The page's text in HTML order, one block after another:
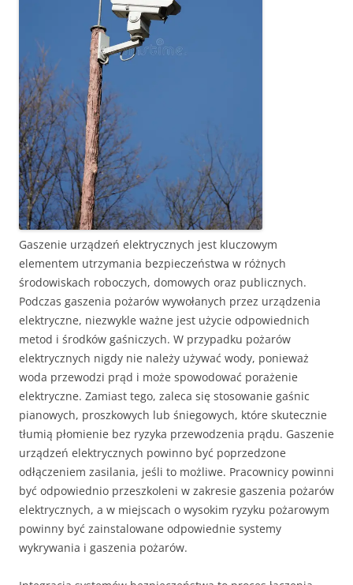
Gaszenie urządzeń elektrycznych jest kluczowym
elementem utrzymania bezpieczeństwa w różnych
środowiskach roboczych, domowych oraz publicznych.
Podczas gaszenia pożarów wywołanych przez urządzenia
elektryczne, niezwykle ważne jest użycie odpowiednich
metod i środków gaśniczych. W przypadku pożarów
elektrycznych nigdy nie należy używać wody, ponieważ
woda przewodzi prąd i może spowodować porażenie
elektryczne. Zamiast tego, zaleca się stosowanie gaśnic
pianowych, proszkowych lub śniegowych, które skutecznie
tłumią płomienie bez ryzyka przewodzenia prądu. Gaszenie
urządzeń elektrycznych powinno być poprzedzone
odłączeniem zasilania, jeśli to możliwe. Pracownicy powinni
być odpowiednio przeszkoleni w zakresie gaszenia pożarów
elektrycznych, a w miejscach o wysokim ryzyku pożarowym
powinny być zainstalowane odpowiednie systemy
wykrywania i gaszenia pożarów.